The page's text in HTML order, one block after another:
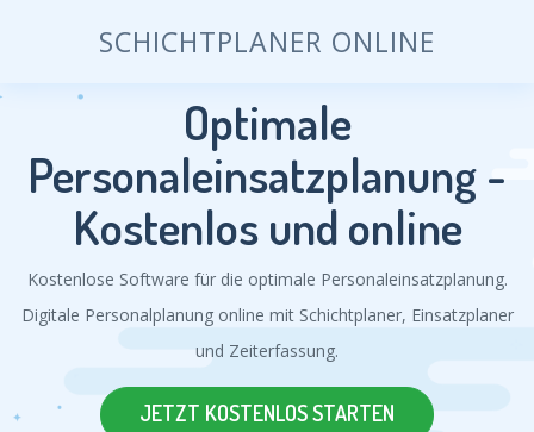
SCHICHTPLANER ONLINE
Optimale
Personaleinsatzplanung -
Kostenlos und online
Kostenlose Software für die optimale Personaleinsatzplanung.
Digitale Personalplanung online mit Schichtplaner, Einsatzplaner
und Zeiterfassung.
JETZT KOSTENLOS STARTEN